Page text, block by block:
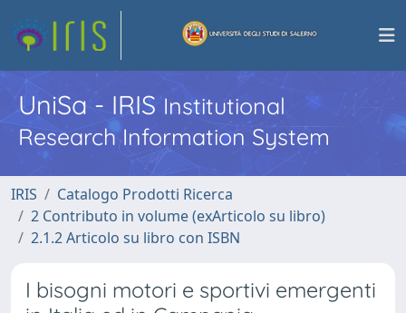
UniSa - IRISInstitutional
Research Information System
IRIS
Catalogo Prodotti Ricerca
2 Contributo in volume (exArticolo su libro)
2.1.2 Articolo su libro con ISBN
I bisogni motori e sportivi emergenti